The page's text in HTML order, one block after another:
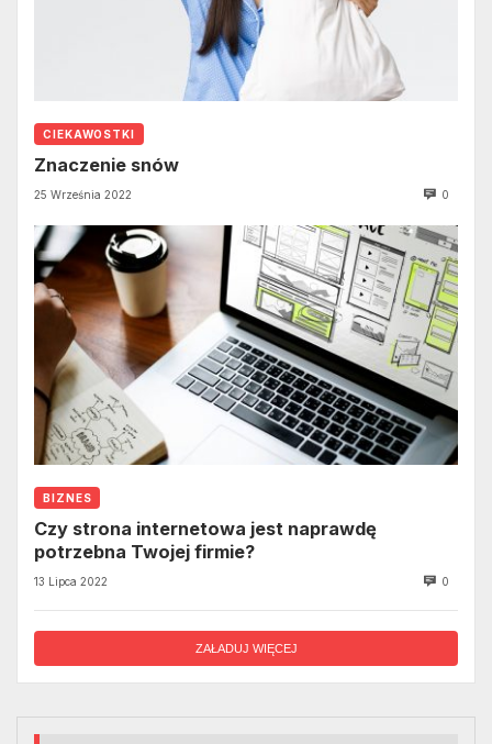
CIEKAWOSTKI
Znaczenie snów
25 Września 2022 0
BIZNES
Czy strona internetowa jest naprawdę
potrzebna Twojej firmie?
13 Lipca 2022 0
ZAŁADUJ WIĘCEJ